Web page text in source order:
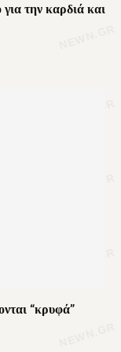
την καρδιά και
“κρυφά”